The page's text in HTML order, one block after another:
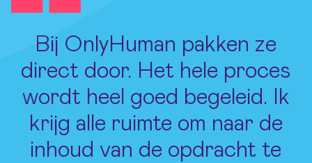
Bij OnlyHuman pakken ze
direct door. Het hele proces
wordt heel goed begeleid. Ik
krijg alle ruimte om naar de
inhoud van de opdracht te